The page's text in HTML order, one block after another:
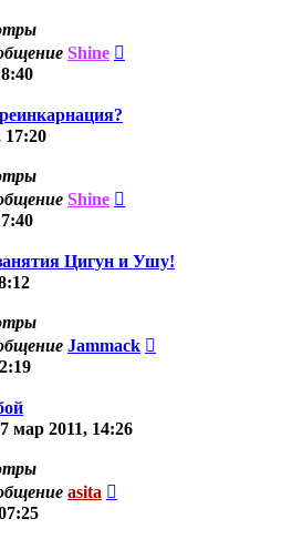
Shine
17:20
Shine
Цигун и Ушу!
Jammack
мар 2011, 14:26
asita